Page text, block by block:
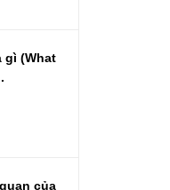
gì (What
của